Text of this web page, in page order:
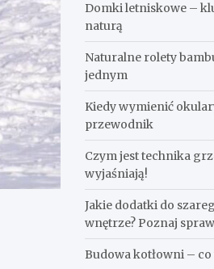
Domki letniskowe –
naturą
Naturalne rolety
jednym
Kiedy wymienić
przewodnik
Czym jest technika
wyjaśniają!
Jakie dodatki do
wnętrze? Poznaj
Budowa kotłowni –